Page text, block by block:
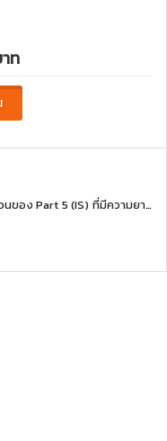
ท
นของ Part 5 (IS) ที่มีความยาก
การฝึกฝนได้ด้วย (PDF)
อธิบายเฉลยโดยละเอียด รวม
สบความสำเร็จแบบครบถ้วน